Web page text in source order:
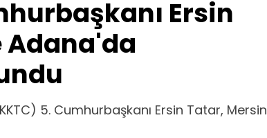
Ersin
Adana'da
5. Cumhurbaşkanı Ersin Tatar, Mersin